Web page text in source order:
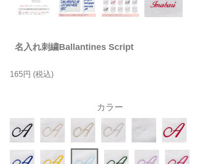
当サイトについて
規約
名入れ刺繍Ballantines Script
165円
カラー